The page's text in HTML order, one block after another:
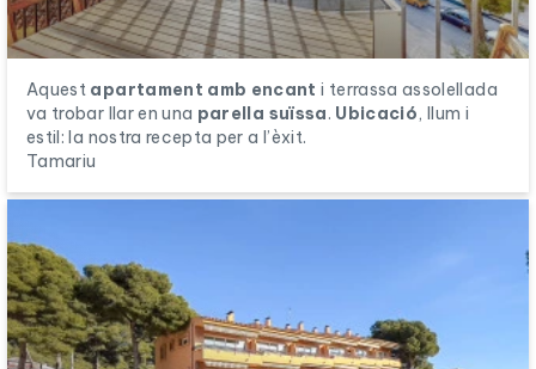
Aquest apartament amb encant i terrassa assolellada
va trobar llar en una parella suïssa. Ubicació, llum i
estil: la nostra recepta per a l’èxit.
Tamariu